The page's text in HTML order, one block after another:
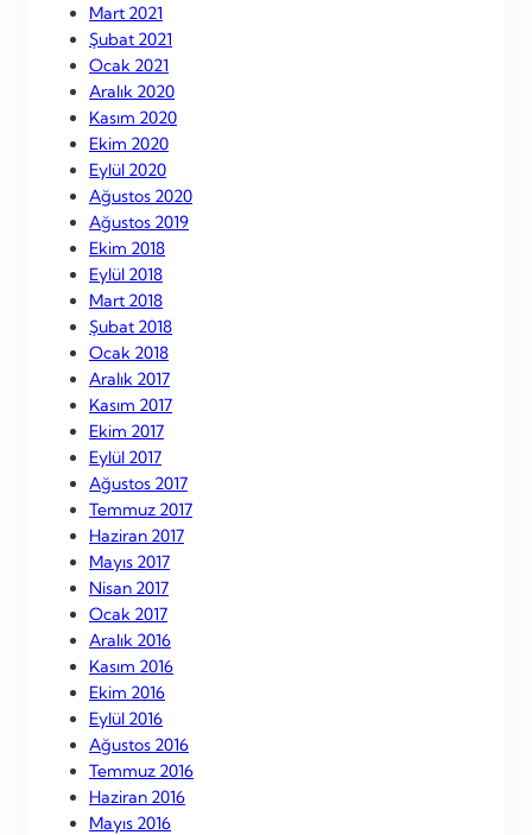
Mart 2021
Şubat 2021
Ocak 2021
Aralık 2020
Kasım 2020
Ekim 2020
Eylül 2020
Ağustos 2020
Ağustos 2019
Ekim 2018
Eylül 2018
Mart 2018
Şubat 2018
Ocak 2018
Aralık 2017
Kasım 2017
Ekim 2017
Eylül 2017
Ağustos 2017
Temmuz 2017
Haziran 2017
Mayıs 2017
Nisan 2017
Ocak 2017
Aralık 2016
Kasım 2016
Ekim 2016
Eylül 2016
Ağustos 2016
Temmuz 2016
Haziran 2016
Mayıs 2016